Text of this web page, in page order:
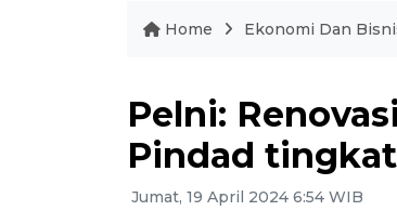
Home Ekonomi Dan
Pelni:
Pindad
Jumat, 19 April 2024 6:54 WIB